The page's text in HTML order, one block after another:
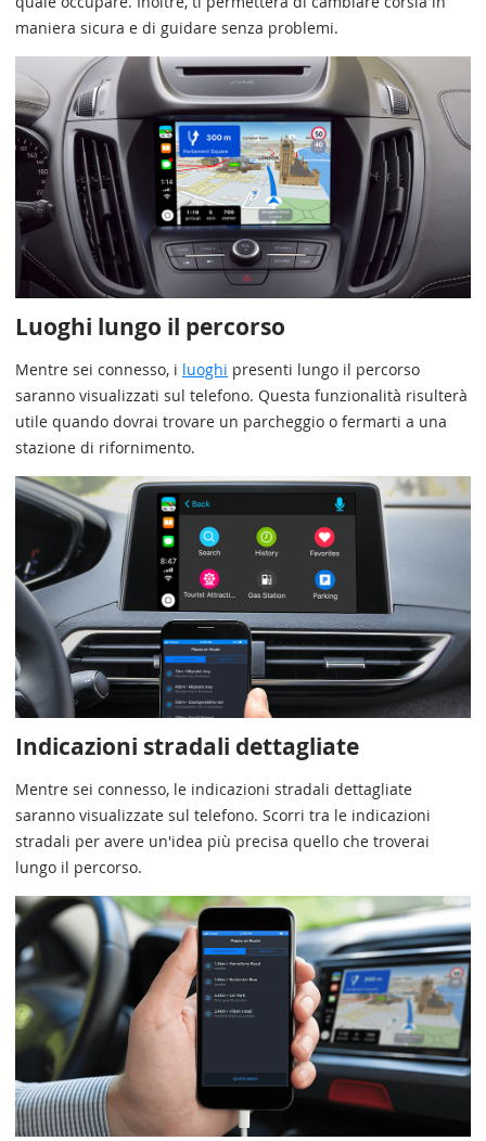
maniera sicura e di guidare senza problemi.
Luoghi lungo il percorso
Mentre sei connesso, i luoghi presenti lungo il percorso
saranno visualizzati sul telefono. Questa funzionalità risulterà
utile quando dovrai trovare un parcheggio o fermarti a una
stazione di rifornimento.
Indicazioni stradali dettagliate
Mentre sei connesso, le indicazioni stradali dettagliate
saranno visualizzate sul telefono. Scorri tra le indicazioni
stradali per avere un'idea più precisa quello che troverai
lungo il percorso.